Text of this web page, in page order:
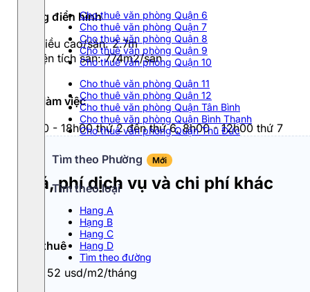
Cho thuê văn phòng Quận 6
Cho thuê văn phòng Quận 7
Cho thuê văn phòng Quận 8
Cho thuê văn phòng Quận 9
Cho thuê văn phòng Quận 10
Cho thuê văn phòng Quận 11
Cho thuê văn phòng Quận 12
Cho thuê văn phòng Quận Tân Bình
Cho thuê văn phòng Quận Bình Thạnh
Cho thuê văn phòng Quận Thủ Đức
Tìm theo Phường Mới
Tìm theo loại
Hang A
Hạng B
Hạng C
Hạng D
Tìm theo đường
Tầng điển hình
- Chiều cao/sàn: 2.7m
- Diện tích sàn: 774m2/sàn
Giờ làm việc
8h00 - 18h00 thứ 2 đến thứ 6, 8h00 - 12h00 thứ 7
Giá, phí dịch vụ và chi phí khác
Giá thuê
37 - 52 usd/m2/tháng